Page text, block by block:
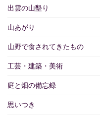
出雲の山墾り
山あがり
山野で食されてきたもの
工芸・建築・美術
庭と畑の備忘録
思いつき